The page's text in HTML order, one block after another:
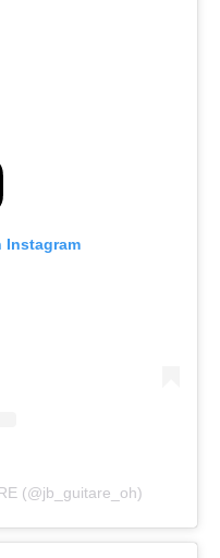
Instagram
(@jb_guitare_oh)